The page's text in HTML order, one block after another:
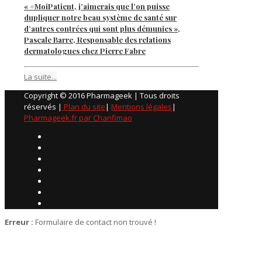
« #MoiPatient, j’aimerais que l’on puisse
dupliquer notre beau système de santé sur
d’autres contrées qui sont plus démunies »,
Pascale Barre, Responsable des relations
dermatologues chez Pierre Fabre
La suite...
Copyright © 2016 Pharmageek | Tous droits
réservés | Plan du site| Mentions légales|
Pharmageek.fr par Chanfimao
Erreur : Formulaire de contact non trouvé !